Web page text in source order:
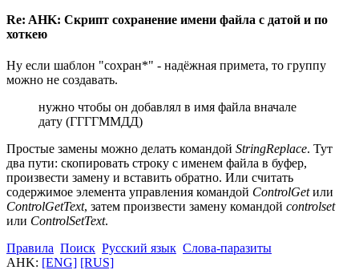
Re: AHK: Скрипт сохранение имени файла с датой и по
хоткею
Ну если шаблон "сохран*" - надёжная примета, то группу
можно не создавать.
нужно чтобы он добавлял в имя файла вначале
дату (ГГГГММДД)
Простые замены можно делать командой StringReplace. Тут
два пути: скопировать строку с именем файла в буфер,
произвести замену и вставить обратно. Или считать
содержимое элемента управления командой ControlGetили
ControlGetText, затем произвести замену командой controlset
или ControlSetText.
Правила Поиск Русский язык Слова-паразиты
AHK: [ENG] [RUS]